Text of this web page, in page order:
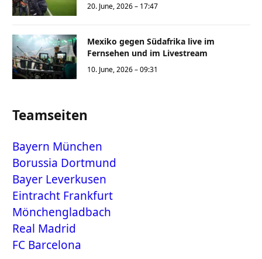
20. June, 2026 – 17:47
Mexiko gegen Südafrika live im
Fernsehen und im Livestream
10. June, 2026 – 09:31
Teamseiten
Bayern München
Borussia Dortmund
Bayer Leverkusen
Eintracht Frankfurt
Mönchengladbach
Real Madrid
FC Barcelona